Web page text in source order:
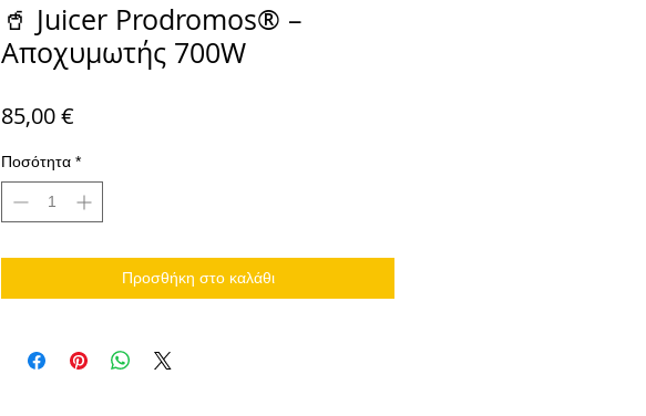
🥤 Juicer Prodromos® –
Αποχυμωτής 700W
85,00 €
Ποσότητα *
Προσθήκη στο καλάθι